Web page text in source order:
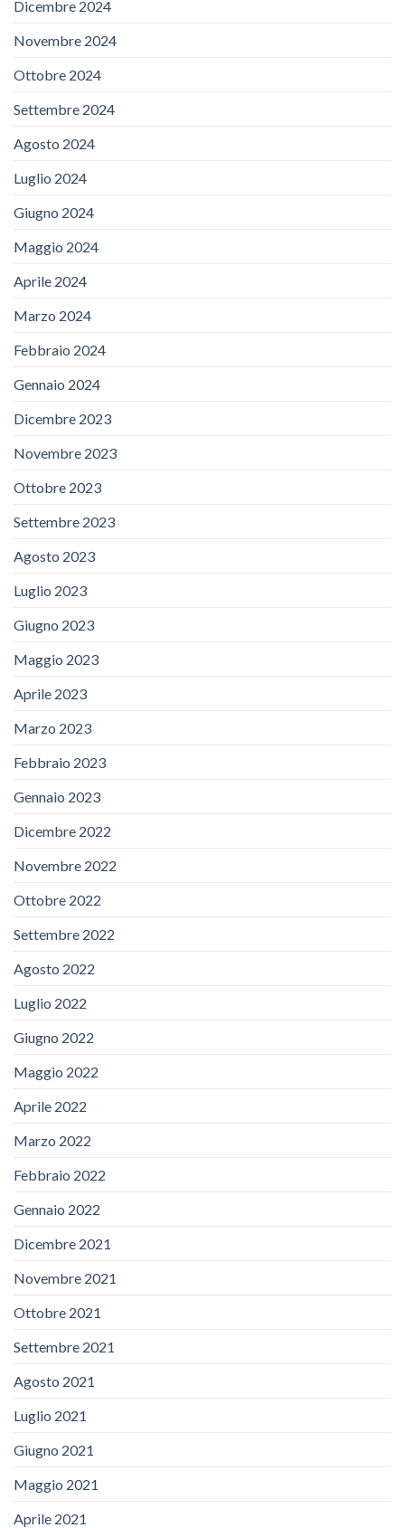
Dicembre 2024
Novembre 2024
Ottobre 2024
Settembre 2024
Agosto 2024
Luglio 2024
Giugno 2024
Maggio 2024
Aprile 2024
Marzo 2024
Febbraio 2024
Gennaio 2024
Dicembre 2023
Novembre 2023
Ottobre 2023
Settembre 2023
Agosto 2023
Luglio 2023
Giugno 2023
Maggio 2023
Aprile 2023
Marzo 2023
Febbraio 2023
Gennaio 2023
Dicembre 2022
Novembre 2022
Ottobre 2022
Settembre 2022
Agosto 2022
Luglio 2022
Giugno 2022
Maggio 2022
Aprile 2022
Marzo 2022
Febbraio 2022
Gennaio 2022
Dicembre 2021
Novembre 2021
Ottobre 2021
Settembre 2021
Agosto 2021
Luglio 2021
Giugno 2021
Maggio 2021
Aprile 2021